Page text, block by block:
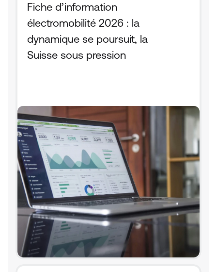
Fiche d’information
électromobilité 2026 : la
dynamique se poursuit, la
Suisse sous pression